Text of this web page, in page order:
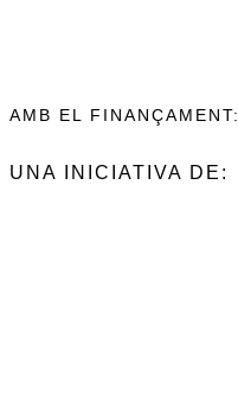
AMB EL FINANÇAMENT:
UNA INICIATIVA DE: